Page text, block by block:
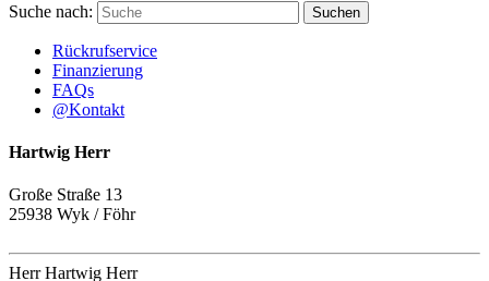
Suche nach: Suchen
Rückrufservice
Finanzierung
FAQs
@Kontakt
Hartwig Herr
Große Straße 13
25938 Wyk / Föhr
Herr Hartwig Herr